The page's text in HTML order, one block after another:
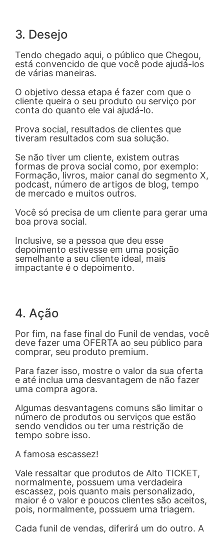
3. Desejo
Tendo chegado aqui, o público que Chegou,
está convencido de que você pode ajudá-los
de várias maneiras.
O objetivo dessa etapa é fazer com que o
cliente queira o seu produto ou serviço por
conta do quanto ele vai ajudá-lo.
Prova social, resultados de clientes que
tiveram resultados com sua solução.
Se não tiver um cliente, existem outras
formas de prova social como, por exemplo:
Formação, livros, maior canal do segmento X,
podcast, número de artigos de blog, tempo
de mercado e muitos outros.
Você só precisa de um cliente para gerar uma
boa prova social.
Inclusive, se a pessoa que deu esse
depoimento estivesse em uma posição
semelhante a seu cliente ideal, mais
impactante é o depoimento.
4. Ação
Por fim, na fase final do Funil de vendas, você
deve fazer uma OFERTA ao seu público para
comprar, seu produto premium.
Para fazer isso, mostre o valor da sua oferta
e até inclua uma desvantagem de não fazer
uma compra agora.
Algumas desvantagens comuns são limitar o
número de produtos ou serviços que estão
sendo vendidos ou ter uma restrição de
tempo sobre isso.
A famosa escassez!
Vale ressaltar que produtos de Alto TICKET,
normalmente, possuem uma verdadeira
escassez, pois quanto mais personalizado,
maior é o valor e poucos clientes são aceitos,
pois, normalmente, possuem uma triagem.
Cada funil de vendas, diferirá um do outro. A